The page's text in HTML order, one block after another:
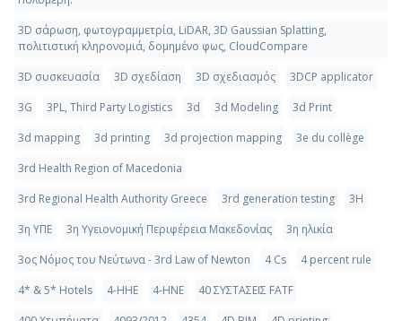
3D σάρωση, φωτογραμμετρία, LiDAR, 3D Gaussian Splatting,
πολιτιστική κληρονομιά, δομημένο φως, CloudCompare
3D συσκευασία
3D σχεδίαση 3D σχεδιασμός
3DCP applicator
3G
3PL, Third Party Logistics 3d 3d Modeling
3d Print
3d mapping
3d printing 3d projection mapping
3e du collège
3rd Health Region of Macedonia
3rd Regional Health Authority Greece
3rd generation testing
3Η
3η ΥΠΕ
3η Υγειονομική Περιφέρεια Μακεδονίας
3η ηλικία
3ος Νόμος του Νεύτωνα - 3rd Law of Newton
4 Cs
4 percent rule
4* & 5* Hotels
4-HHE 4-HNE
40 ΣΥΣΤΑΣΕΙΣ FATF